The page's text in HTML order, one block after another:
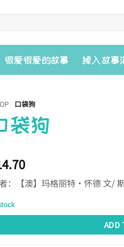
很爱很爱的故事 掉入故事
口袋狗
袋狗
：【澳】玛格丽特·怀德 文/
ADD